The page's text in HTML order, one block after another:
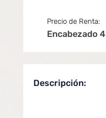
Precio de Renta:
Encabezado 4
Descripción: